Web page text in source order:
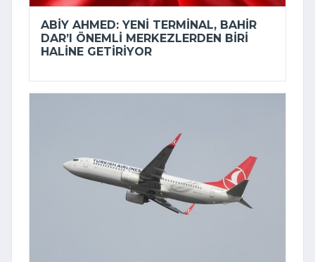
ABIY AHMED: YENI TERMINAL, BAHIR
DAR’I ÖNEMLI MERKEZLERDEN BIRI
HALINE GETIRIYOR